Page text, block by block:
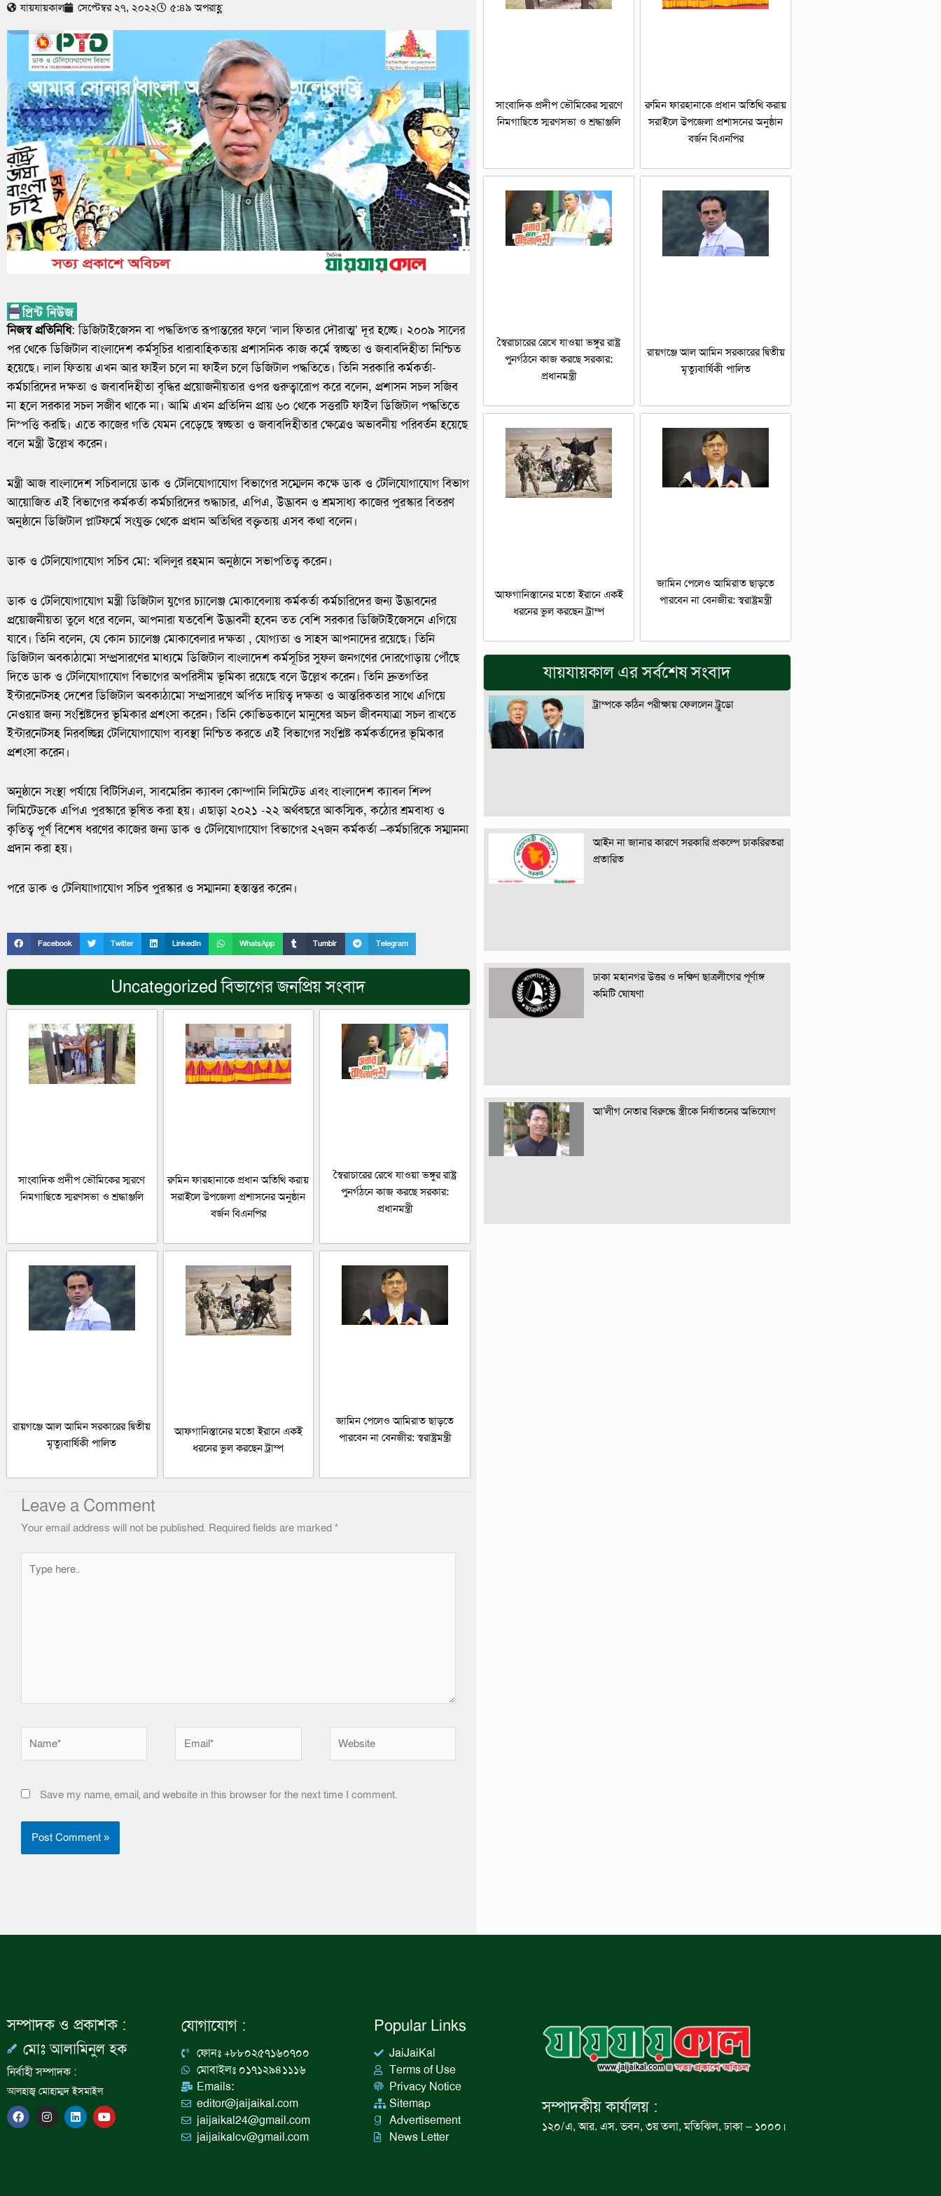
যায়যায়কাল সেপ্টেম্বর ২৭, ২০২২ ৫:৪৯ অপরাহ্ণ
নিজস্ব প্রতিনিধি: ডিজিটাইজেসন বা পদ্ধতিগত রূপান্তরের ফলে ‘লাল ফিতার দৌরাত্ম’ দূর হচ্ছে। ২০০৯ সালের
পর থেকে ডিজিটাল বাংলাদেশ কর্মসূচির ধারাবাহিকতায় প্রশাসনিক কাজ কর্মে স্বচ্ছতা ও জবাবদিহীতা নিশ্চিত
হয়েছে। লাল ফিতায় এখন আর ফাইল চলে না ফাইল চলে ডিজিটাল পদ্ধতিতে। তিনি সরকারি কর্মকর্তা-
কর্মচারিদের দক্ষতা ও জবাবদিহীতা বৃদ্ধির প্রয়োজনীয়তার ওপর গুরুত্বারোপ করে বলেন, প্রশাসন সচল সজিব
না হলে সরকার সচল সজীব থাকে না। আমি এখন প্রতিদিন প্রায় ৬০ থেকে সত্তরটি ফাইল ডিজিটাল পদ্ধতিতে
নিস্পত্তি করছি। এতে কাজের গতি যেমন বেড়েছে স্বচ্ছতা ও জবাবদিহীতার ক্ষেত্রেও অভাবনীয় পরিবর্তন হয়েছে
বলে মন্ত্রী উল্লেখ করেন।
মন্ত্রী আজ বাংলাদেশ সচিবালয়ে ডাক ও টেলিযোগাযোগ বিভাগের সম্মেলন কক্ষে ডাক ও টেলিযোগাযোগ বিভাগ
আয়োজিত এই বিভাগের কর্মকর্তা কর্মচারিদের শুদ্ধাচার, এপিএ, উদ্ভাবন ও শ্রমসাধ্য কাজের পুরস্কার বিতরণ
অনুষ্ঠানে ডিজিটাল প্লাটফর্মে সংযুক্ত থেকে প্রধান অতিথির বক্তৃতায় এসব কথা বলেন।
ডাক ও টেলিযোগাযোগ সচিব মো: খলিলুর রহমান অনুষ্ঠানে সভাপতিত্ব করেন।
ডাক ও টেলিযোগাযোগ মন্ত্রী ডিজিটাল যুগের চ্যালেঞ্জ মোকাবেলায় কর্মকর্তা কর্মচারিদের জন্য উদ্ভাবনের
প্রয়োজনীয়তা তুলে ধরে বলেন, আপনারা যতবেশি উদ্ভাবনী হবেন তত বেশি সরকার ডিজিটাইজেসনে এগিয়ে
যাবে। তিনি বলেন, যে কোন চ্যালেঞ্জ মোকাবেলার দক্ষতা , যোগ্যতা ও সাহস আপনাদের রয়েছে। তিনি
ডিজিটাল অবকাঠামো সম্প্রসারণের মাধ‌্যমে ডিজিটাল বাংলাদেশ কর্মসূচির সুফল জনগণের দোরগোড়ায় পৌঁছে
দিতে ডাক ও টেলিযোগাযোগ বিভাগের অপরিসীম ভূমিকা রয়েছে বলে উল্লেখ করেন। তিনি দ্রুতগতির
ইন্টারনেটসহ দেশের ডিজিটাল অবকাঠামো সম্প্রসারণে অর্পিত দায়িত্ব দক্ষতা ও আন্তরিকতার সাথে এগিয়ে
নেওয়ার জন্য সংশ্লিষ্টদের ভূমিকার প্রশংসা করেন। তিনি কোভিডকালে মানুষের অচল জীবনযাত্রা সচল রাখতে
ইন্টারনেটসহ নিরবচ্ছিন্ন টেলিযোগাযোগ ব্যবস্থা নিশ্চিত করতে এই বিভাগের সংশ্লিষ্ট কর্মকর্তাদের ভূমিকার
প্রশংসা করেন।
অনুষ্ঠানে সংস্থা পর্যায়ে বিটিসিএল, সাবমেরিন ক‌্যাবল কোম্পানি লিমিটেড এবং বাংলাদেশ ক‌্যাবল শিল্প
লিমিটেডকে এপিএ পুরস্কারে ভূষিত করা হয়। এছাড়া ২০২১ -২২ অর্থবছরে আকস্মিক, কঠোর শ্রমবাধ্য ও
কৃতিত্ব পূর্ণ বিশেষ ধরণের কাজের জন্য ডাক ও টেলিযোগাযোগ বিভাগের ২৭জন কর্মকর্তা –কর্মচারিকে সম্মাননা
প্রদান করা হয়।
পরে ডাক ও টেলিযাাগাযোগ সচিব পুরস্কার ও সম্মাননা হস্তান্তর করেন।
Facebook Twitter LinkedIn WhatsApp Tumblr Telegram
Uncategorizedবিভাগের জনপ্রিয় সংবাদ
সাংবাদিক প্রদীপ ভৌমিকের স্মরণে
নিমগাছিতে স্মরণসভা ও শ্রদ্ধাঞ্জলি
রুমিন ফারহানাকে প্রধান অতিথি করায়
সরাইলে উপজেলা প্রশাসনের অনুষ্ঠান
বর্জন বিএনপির
স্বৈরাচারের রেখে যাওয়া ভঙ্গুর রাষ্ট্র
পুনর্গঠনে কাজ করছে সরকার:
প্রধানমন্ত্রী
রায়গঞ্জে আল আমিন সরকারের দ্বিতীয়
মৃত্যুবার্ষিকী পালিত
আফগানিস্তানের মতো ইরানে একই
ধরনের ভুল করছেন ট্রাম্প
জামিন পেলেও আমিরাত ছাড়তে
পারবেন না বেনজীর: স্বরাষ্ট্রমন্ত্রী
Leave a Comment
Your email address will not be published. Required fields are marked *
here..
Save my name, email, and website in this browser for the next time I comment.
সাংবাদিক প্রদীপ ভৌমিকের স্মরণে
নিমগাছিতে স্মরণসভা ও শ্রদ্ধাঞ্জলি
রুমিন ফারহানাকে প্রধান অতিথি করায়
সরাইলে উপজেলা প্রশাসনের অনুষ্ঠান
বর্জন বিএনপির
স্বৈরাচারের রেখে যাওয়া ভঙ্গুর রাষ্ট্র
পুনর্গঠনে কাজ করছে সরকার:
প্রধানমন্ত্রী
রায়গঞ্জে আল আমিন সরকারের দ্বিতীয়
মৃত্যুবার্ষিকী পালিত
আফগানিস্তানের মতো ইরানে একই
ধরনের ভুল করছেন ট্রাম্প
জামিন পেলেও আমিরাত ছাড়তে
পারবেন না বেনজীর: স্বরাষ্ট্রমন্ত্রী
যায়যায়কাল এর সর্বশেষ সংবাদ
ট্রাম্পকে কঠিন পরীক্ষায় ফেললেন ট্রুডো
আইন না জানার কারণে সরকারি প্রকল্পে চাকরিরতরা
প্রতারিত
ঢাকা মহানগর উত্তর ও দক্ষিণ ছাত্রলীগের পূর্ণাঙ্গ
কমিটি ঘোষণা
আ’লীগ নেতার বিরুদ্ধে স্ত্রীকে নির্যাতনের অভিযোগ
সম্পাদক ও প্রকাশক :
মোঃ আলামিনুল হক
নির্বাহী সম্পাদক :
আলহাজ্ব মোহাম্মদ ইসমাইল
F
a
c
I
n
s
L
i
n
Y
o
u
যোগাযোগ :
ফোনঃ +৮৮০২৫৭১৬০৭০০
মোবাইলঃ ০১৭১২৯৪১১১৬
Emails:
editor@jaijaikal.com
jaijaikal24@gmail.com
jaijaikalcv@gmail.com
Popular Links
JaiJaiKal
Terms of Use
Privacy Notice
Sitemap
Advertisement
News Letter
সম্পাদকীয় কার্যালয় :
১২০/এ, আর. এস. ভবন, ৩য় তলা, মতিঝিল, ঢাকা – ১০০০।